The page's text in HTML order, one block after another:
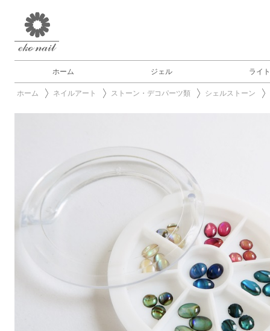
ホーム ジェル ライト
ホーム ネイルアート ストーン・デコパーツ類 シェルストーン